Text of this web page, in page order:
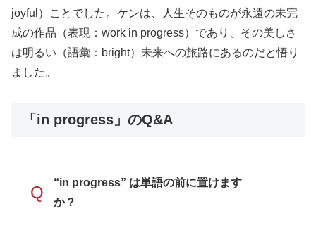
joyful）ことでした。ケンは、人生そのものが永遠の未完
成の作品（表現：work in progress）であり、その美しさ
は明るい（語彙：bright）未来への旅路にあるのだと悟り
ました。
「in progress」のQ&A
Q
“in progress” は単語の前に置けます
か？